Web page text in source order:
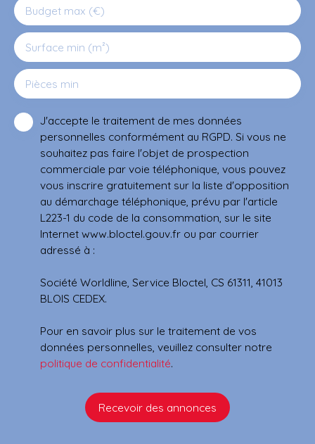
Budget max (€)
Surface min (m²)
Pièces min
J'accepte le traitement de mes données
personnelles conformément au RGPD. Si vous ne
souhaitez pas faire l'objet de prospection
commerciale par voie téléphonique, vous pouvez
vous inscrire gratuitement sur la liste d'opposition
au démarchage téléphonique, prévu par l'article
L223-1 du code de la consommation, sur le site
Internet www.bloctel.gouv.fr ou par courrier
adressé à :
Société Worldline, Service Bloctel, CS 61311, 41013
BLOIS CEDEX.
Pour en savoir plus sur le traitement de vos
données personnelles, veuillez consulter notre
politique de confidentialité.
Recevoir des annonces